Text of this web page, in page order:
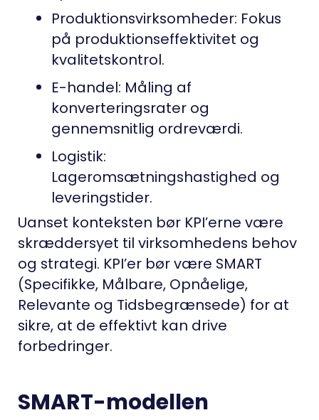
Produktionsvirksomheder: Fokus
på produktionseffektivitet og
kvalitetskontrol.
E-handel: Måling af
konverteringsrater og
gennemsnitlig ordreværdi.
Logistik:
Lageromsætningshastighed og
leveringstider.
Uanset konteksten bør KPI’erne være
skræddersyet til virksomhedens behov
og strategi. KPI’er bør være SMART
(Specifikke, Målbare, Opnåelige,
Relevante og Tidsbegrænsede) for at
sikre, at de effektivt kan drive
forbedringer.
SMART-modellen